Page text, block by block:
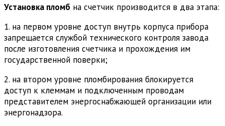
Установка пломб на счетчик производится в два этапа:
1. на первом уровне доступ внутрь корпуса прибора
запрещается службой технического контроля завода
после изготовления счетчика и прохождения им
государственной поверки;
2. на втором уровне пломбирования блокируется
доступ к клеммам и подключенным проводам
представителем энергоснабжающей организации или
энергонадзора.